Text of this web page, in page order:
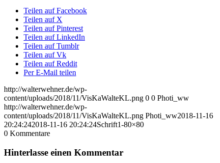
Teilen auf Facebook
Teilen auf X
Teilen auf Pinterest
Teilen auf LinkedIn
Teilen auf Tumblr
Teilen auf Vk
Teilen auf Reddit
Per E-Mail teilen
http://walterwehner.de/wp-
content/uploads/2018/11/VisKaWalteKL.png 0 0 Photi_ww
http://walterwehner.de/wp-
content/uploads/2018/11/VisKaWalteKL.png Photi_ww2018-11-16
20:24:242018-11-16 20:24:24Schrift1-80×80
0 Kommentare
Hinterlasse einen Kommentar